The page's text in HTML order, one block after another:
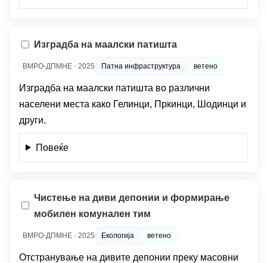
Изградба на маалски патишта
ВМРО-ДПМНЕ · 2025 Патна инфраструктура ветено
Изградба на маалски патишта во различни
населени места како Гелинци, Пркинци, Шодинци и
други.
Повеќе
Чистење на диви депонии и формирање
мобилен комунален тим
ВМРО-ДПМНЕ · 2025 Екологија ветено
Отстранување на дивите депонии преку масовни